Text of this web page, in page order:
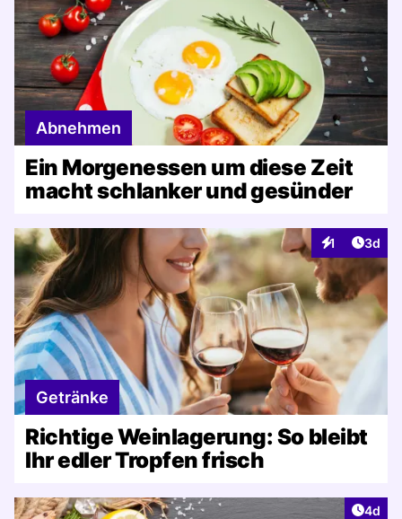
Abnehmen
Ein Morgenessen um diese Zeit
macht schlanker und gesünder
1
Interaktionen
3d
Getränke
Richtige Weinlagerung: So bleibt
Ihr edler Tropfen frisch
4d